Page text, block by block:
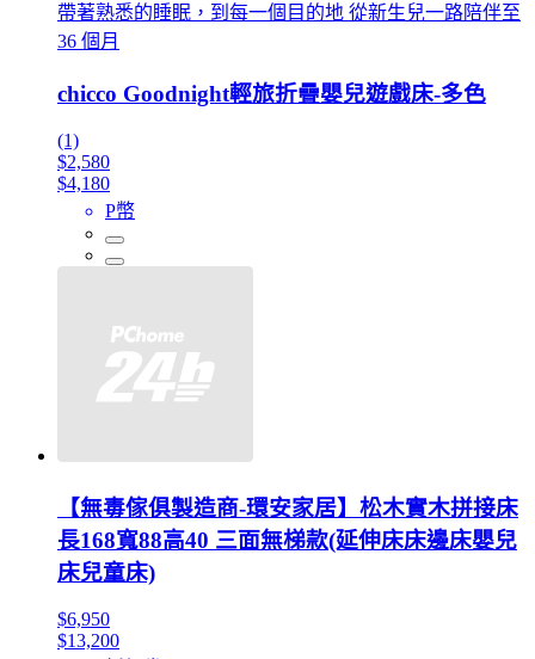
帶著熟悉的睡眠，到每一個目的地 從新生兒一路陪伴至
36 個月
chicco Goodnight輕旅折疊嬰兒遊戲床-多色
(1)
$2,580
$4,180
P幣
【無毒傢俱製造商-環安家居】松木實木拼接床
長168寬88高40 三面無梯款(延伸床床邊床嬰兒
床兒童床)
$6,950
$13,200